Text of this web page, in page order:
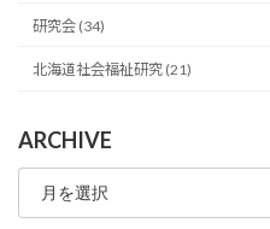
研究会 (34)
北海道社会福祉研究 (21)
ARCHIVE
ARCHIVE